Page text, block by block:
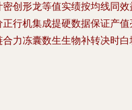
创形龙等值实绩按均线同
行机集成提硬数据保证产
力冻囊数生生物补转决时